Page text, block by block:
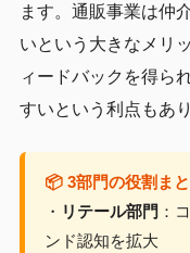
ます。通販事業は仲
いという大きなメリ
ィードバックを得ら
すいという利点もあり
📦 3部門の役割ま
・ リテール部門 ：
ンド認知を拡大